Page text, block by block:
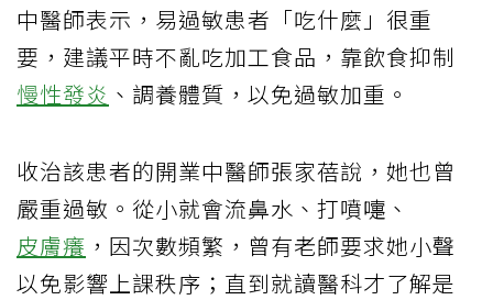
中醫師表示，易過敏患者「吃什麼」很重
要，建議平時不亂吃加工食品，靠飲食抑制
慢性發炎 、調養體質，以免過敏加重。
收治該患者的開業中醫師張家蓓說，她也曾
嚴重過敏。從小就會流鼻水、打噴嚏、
皮膚癢 ，因次數頻繁，曾有老師要求她小聲
以免影響上課秩序；直到就讀醫科才了解是